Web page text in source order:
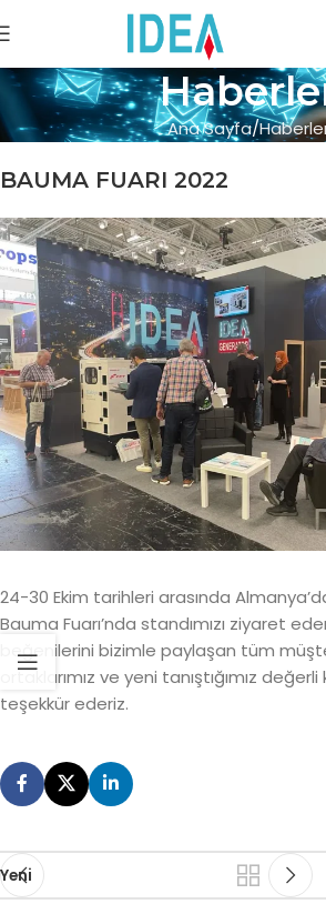
Ana Sayfa
BAUMA FUARI 2022
24-30 Ekim tarihleri arasında
Bauma Fuarı’nda standımızı ziyaret
beğenilerini bizimle paylaşan tüm
ortaklarımız ve yeni tanıştığımız değerli
teşekkür ederiz.
Yeni